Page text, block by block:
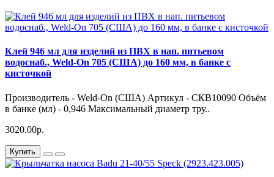
Клей 946 мл для изделий из ПВХ в нап. питьевом
водоснаб., Weld-On 705 (США) до 160 мм, в банке с
кисточкой
Производитель - Weld-On (США) Артикул - СКВ10090 Объём
в банке (мл) - 0,946 Максимальный диаметр тру..
3020.00р.
Купить